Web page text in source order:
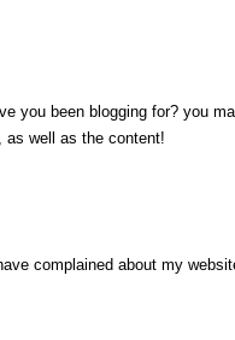
you been blogging for? you
as well as the content!
complained about my